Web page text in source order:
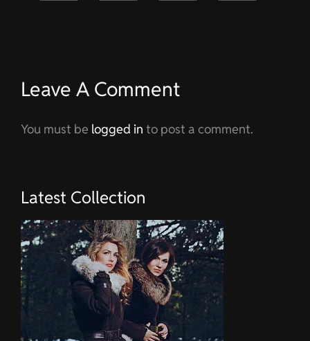
Leave A Comment
You must be logged in to post a comment.
Latest Collection